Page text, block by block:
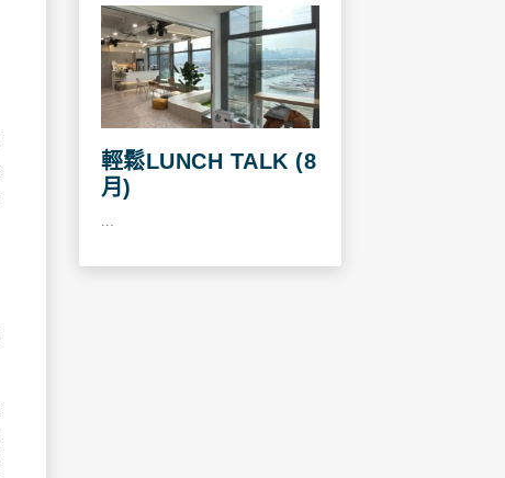
輕鬆LUNCH TALK (8
月)